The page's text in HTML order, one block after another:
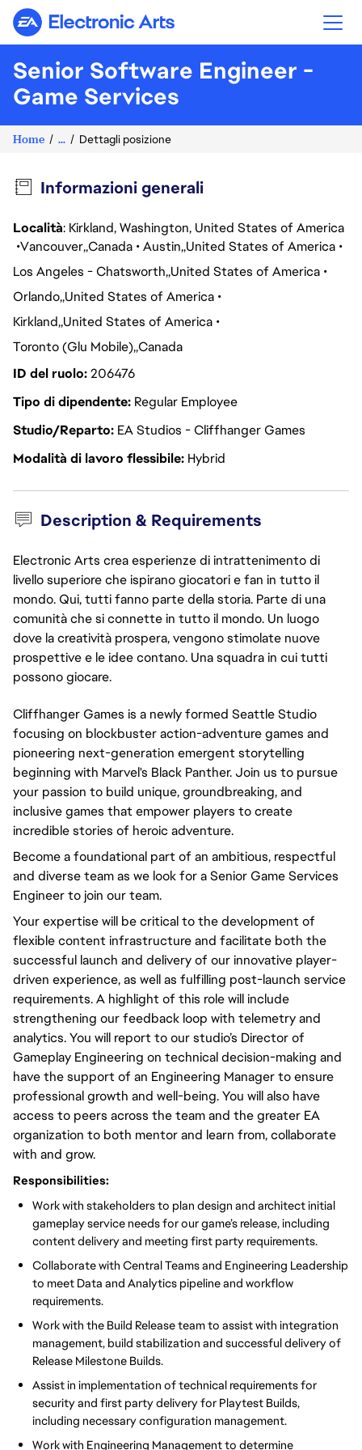
Electronic Arts
Senior Software Engineer -
Game Services
Home ... Dettagli posizione
Informazioni generali
Località: Kirkland, Washington, United States of America
Vancouver Canada Austin United States of America
Los Angeles - Chatsworth United States of America
Orlando United States of America
Kirkland United States of America
Toronto (Glu Mobile) Canada
ID del ruolo206476
Tipo di dipendente Regular Employee
Studio/Reparto EA Studios - Cliffhanger Games
Modalità di lavoro flessibile Hybrid
Description & Requirements
Electronic Arts crea esperienze di intrattenimento di
livello superiore che ispirano giocatori e fan in tutto il
mondo. Qui, tutti fanno parte della storia. Parte di una
comunità che si connette in tutto il mondo. Un luogo
dove la creatività prospera, vengono stimolate nuove
prospettive e le idee contano. Una squadra in cui tutti
possono giocare.
Cliffhanger Games is a newly formed Seattle Studio
focusing on blockbuster action-adventure games and
pioneering next-generation emergent storytelling
beginning with Marvel's Black Panther. Join us to pursue
your passion to build unique, groundbreaking, and
inclusive games that empower players to create
incredible stories of heroic adventure.
Become a foundational part of an ambitious, respectful
and diverse team as we look for a Senior Game Services
Engineer to join our team.
Your expertise will be critical to the development of
flexible content infrastructure and facilitate both the
successful launch and delivery of our innovative player-
driven experience, as well as fulfilling post-launch service
requirements. A highlight of this role will include
strengthening our feedback loop with telemetry and
analytics.You will report to our studio’s Director of
Gameplay Engineering on technical decision-making and
have the support of an Engineering Manager to ensure
professional growth and well-being. You will also have
access to peers across the team and the greater EA
organization to both mentor and learn from, collaborate
with and grow.
Responsibilities:
Work with stakeholders to plan design and architect initial
gameplay service needs for our game’s release, including
content delivery and meeting first party requirements.
Collaborate with Central Teams and Engineering Leadership
to meet Data and Analytics pipeline and workflow
requirements.
Work with the Build Release team to assist with integration
management, build stabilization and successful delivery of
Release Milestone Builds.
Assist in implementation of technical requirements for
security and first party delivery for Playtest Builds,
including necessary configuration management.
Work with Engineering Management to determine